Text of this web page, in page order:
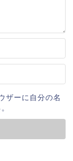
ザーに自分の名